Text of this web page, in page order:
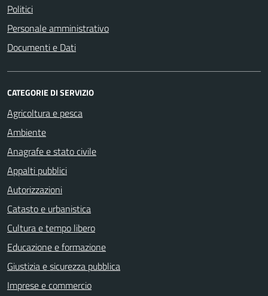
Politici
Personale amministrativo
Documenti e Dati
CATEGORIE DI SERVIZIO
Agricoltura e pesca
Ambiente
Anagrafe e stato civile
Appalti pubblici
Autorizzazioni
Catasto e urbanistica
Cultura e tempo libero
Educazione e formazione
Giustizia e sicurezza pubblica
Imprese e commercio